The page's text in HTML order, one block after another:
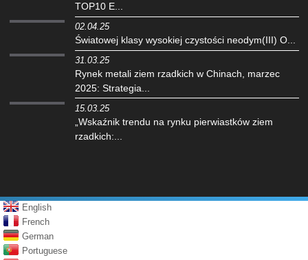
TOP10 E...
02.04.25
‌Światowej klasy wysokiej czystości neodym(III) O...
31.03.25
Rynek metali ziem rzadkich w Chinach, marzec
2025: Strategia...
15.03.25
„Wskaźnik trendu na rynku pierwiastków ziem
rzadkich:...
English
French
German
Portuguese